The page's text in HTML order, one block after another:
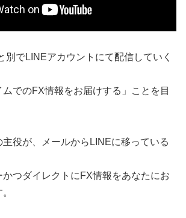
別でLINEアカウントにて配信していく
ムでのFX情報をお届けする」ことを目
役が、メールからLINEに移っている
かつダイレクトにFX情報をあなたにお